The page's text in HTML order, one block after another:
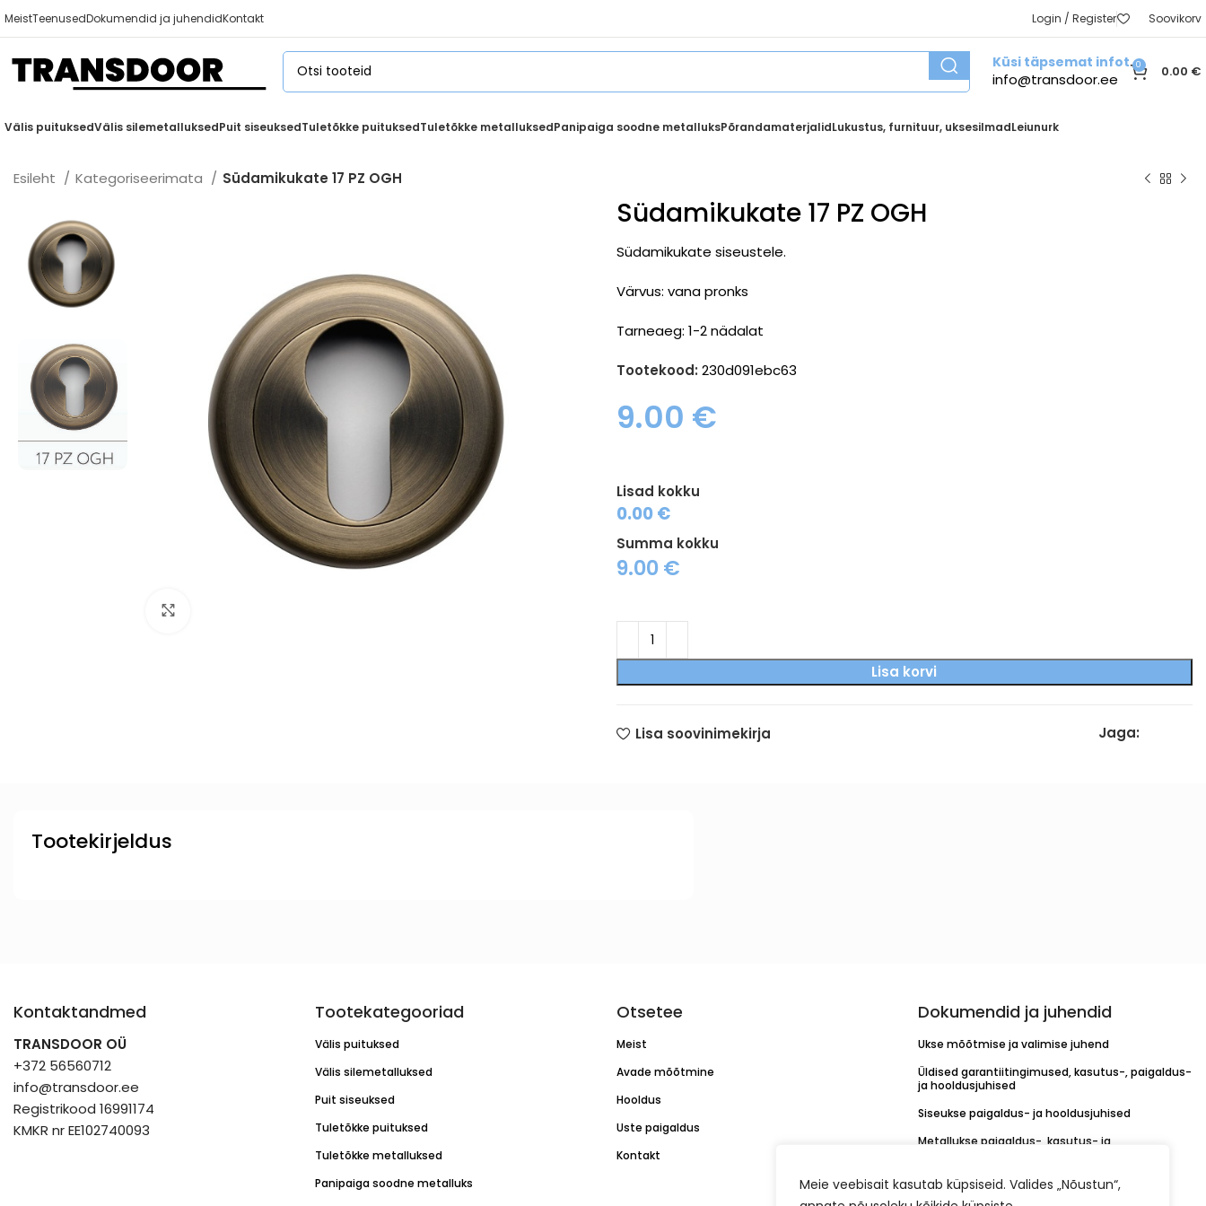
Meie veebisait kasutab küpsiseid. Valides „Nõustun“,
MeistTeenusedDokumendid ja juhendidKontakt Login / Register Soovikorv
Küsi täpsemat infot
info@transdoor.ee
0 0.00 €
Välis puituksedVälis silemetalluksedPuit siseuksedTuletõkke puituksedTuletõkke metalluksedPanipaiga soodne metalluksPõrandamaterjalidLukustus, furnituur, uksesilmadLeiunurk
Esileht Kategoriseerimata Südamikukate 17 PZ OGH
Südamikukate 17 PZ OGH
Südamikukate siseustele.
Värvus: vana pronks
Tarneaeg: 1-2 nädalat
Tootekood: 230d091ebc63
9.00 €
Lisad kokku
0.00 €
Summa kokku
9.00€
Lisa korvi
Lisa soovinimekirja Jaga:
Tootekirjeldus
Kontaktandmed
TRANSDOOR OÜ
+372 56560712
info@transdoor.ee
Registrikood 16991174
KMKR nr EE102740093
Tootekategooriad
Välis puituksed
Välis silemetalluksed
Puit siseuksed
Tuletõkke puituksed
Tuletõkke metalluksed
Panipaiga soodne metalluks
Otsetee
Meist
Avade mõõtmine
Hooldus
Uste paigaldus
Kontakt
Dokumendid ja juhendid
Ukse mõõtmise ja valimise juhend
Üldised garantiitingimused, kasutus-, paigaldus-
ja hooldusjuhised
Siseukse paigaldus- ja hooldusjuhised
Metallukse paigaldus-, kasutus- ja
KORO linkide paigaldusjuhend